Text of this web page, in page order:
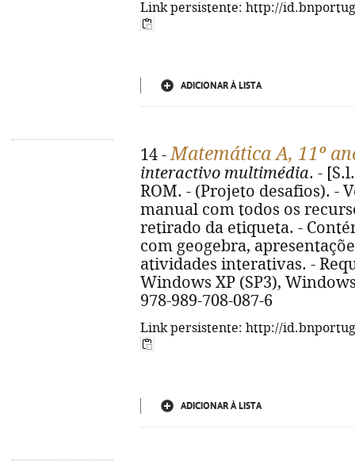
Link persistente: http://
ADICIONAR À LISTA
14 -Matemática A, 11º
interactivo multimédia. -
ROM. - (Projeto desafios). -
manual com todos os
retirado da etiqueta. -
com geogebra,
atividades interativas. -
Windows XP (SP3),
978-989-708-087-6
Link persistente: http://
ADICIONAR À LISTA